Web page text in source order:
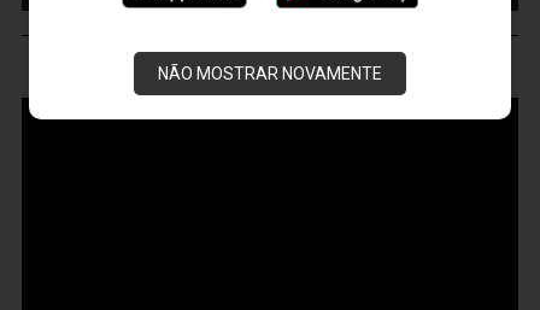
NÃO MOSTRAR NOVAMENTE
VOZÃOTV